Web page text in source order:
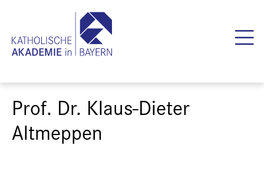
Prof. Dr. Klaus-Dieter
Altmeppen